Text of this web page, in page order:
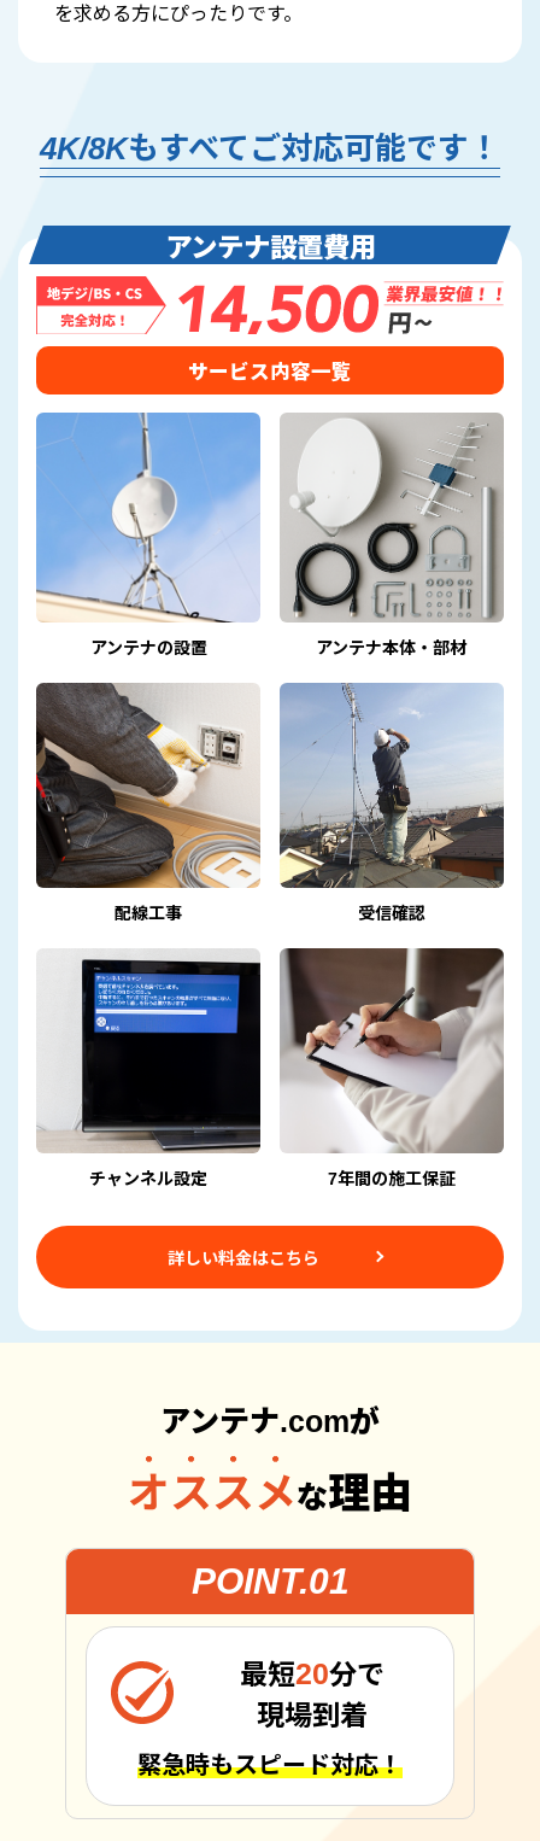
を求める方にぴったりです。
4K/8Kもすべてご対応可能です！
アンテナ設置費用
サービス内容一覧
アンテナの設置 アンテナ本体・部材
配線工事 受信確認
チャンネル設定 7年間の施工保証
詳しい料金はこちら
アンテナ.comが
オススメな理由
POINT.01
最短20分で
現場到着
緊急時もスピード対応！